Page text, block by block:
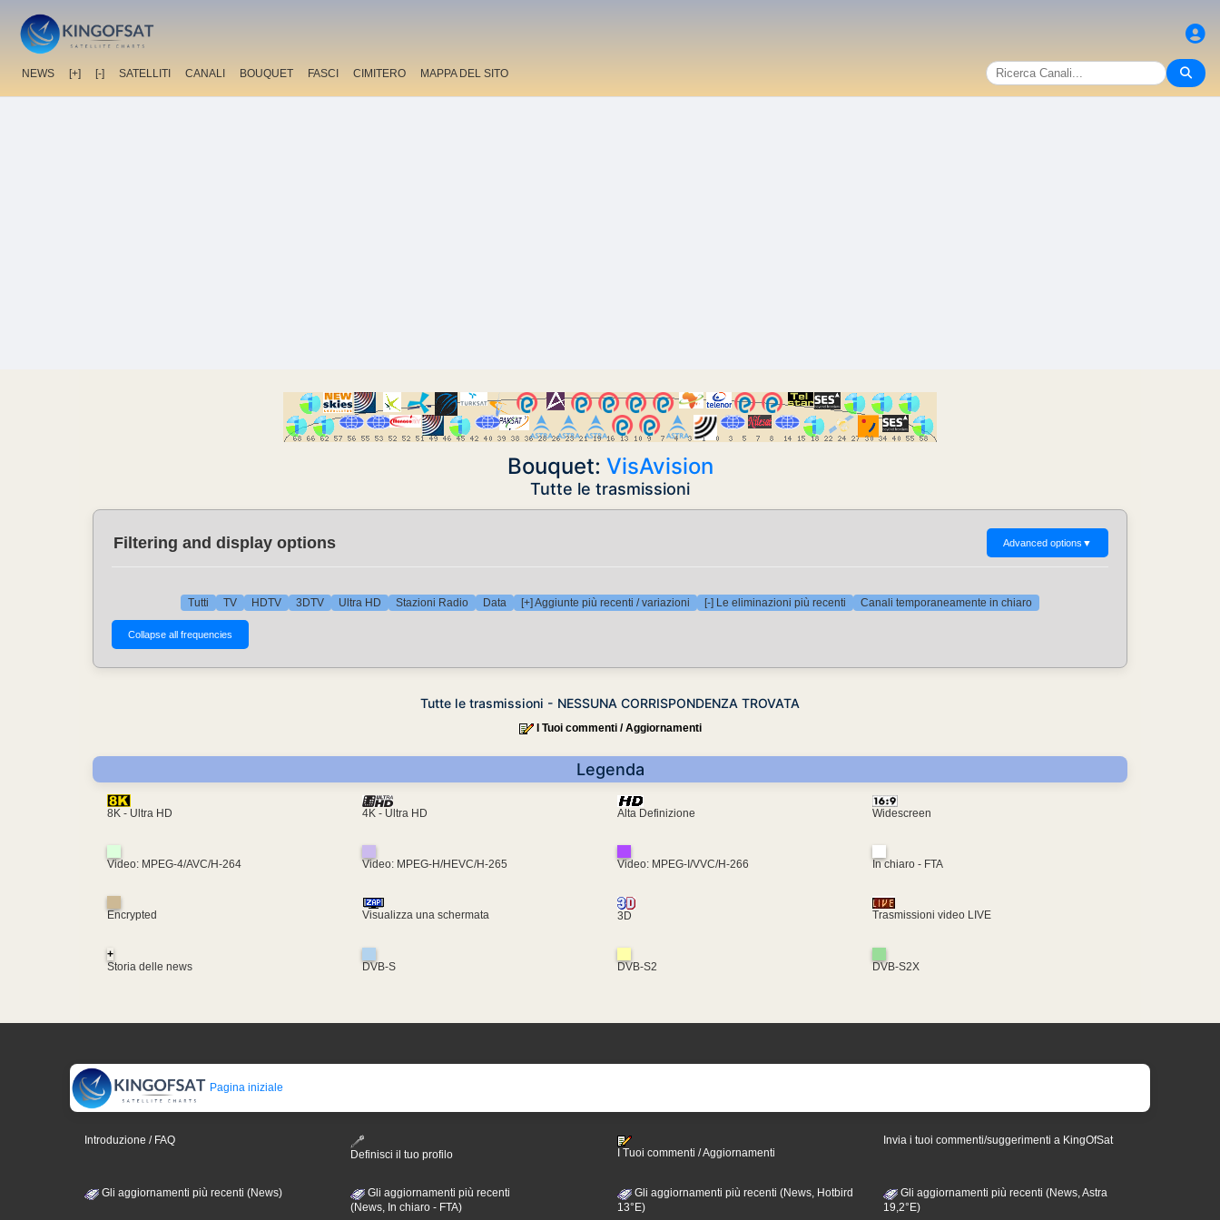
NEWS [+] [-] SATELLITI CANALI BOUQUET FASCI CIMITERO MAPPA DEL SITO
Bouquet: VisAvision
Tutte le trasmissioni
Filtering and display options Advanced options ▼
Tutti TV HDTV 3DTV Ultra HD Stazioni Radio Data [+] Aggiunte più recenti / variazioni [-] Le eliminazioni più recenti Canali temporaneamente in chiaro
Tutte le trasmissioni - NESSUNA CORRISPONDENZA TROVATA
I Tuoi commenti / Aggiornamenti
Legenda
8K - Ultra HD 4K - Ultra HD Alta Definizione Widescreen
Video: MPEG-4/AVC/H-264 Video: MPEG-H/HEVC/H-265 Video: MPEG-I/VVC/H-266 In chiaro - FTA
Encrypted Visualizza una schermata 3D Trasmissioni video LIVE
+
Storia delle news
DVB-S DVB-S2 DVB-S2X
Pagina iniziale
Introduzione / FAQ
Definisci il tuo profilo
I Tuoi commenti / Aggiornamenti
Invia i tuoi commenti/suggerimenti a KingOfSat
Gli aggiornamenti più recenti (News)
Gli aggiornamenti più recenti
(News, In chiaro - FTA)
Gli aggiornamenti più recenti (News, Hotbird
13°E)
Gli aggiornamenti più recenti (News, Astra
19,2°E)